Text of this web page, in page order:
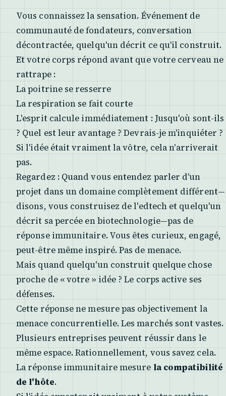
Vous connaissez la sensation. Événement de
communauté de fondateurs, conversation
décontractée, quelqu'un décrit ce qu'il construit.
Et votre corps répond avant que votre cerveau ne
rattrape :
La poitrine se resserre
La respiration se fait courte
L'esprit calcule immédiatement :Jusqu'où sont-ils
? Quel est leur avantage ? Devrais-je m'inquiéter ?
Si l'idée était vraiment la vôtre, cela n'arriverait
pas.
Regardez : Quand vous entendez parler d'un
projet dans un domaine complètement différent—
disons, vous construisez de l'edtech et quelqu'un
décrit sa percée en biotechnologie—pas de
réponse immunitaire. Vous êtes curieux, engagé,
peut-être même inspiré. Pas de menace.
Mais quand quelqu'un construit quelque chose
proche de « votre » idée ? Le corps active ses
défenses.
Cette réponse ne mesure pas objectivement la
menace concurrentielle. Les marchés sont vastes.
Plusieurs entreprises peuvent réussir dans le
même espace. Rationnellement, vous savez cela.
La réponse immunitaire mesure la compatibilité
de l'hôte.